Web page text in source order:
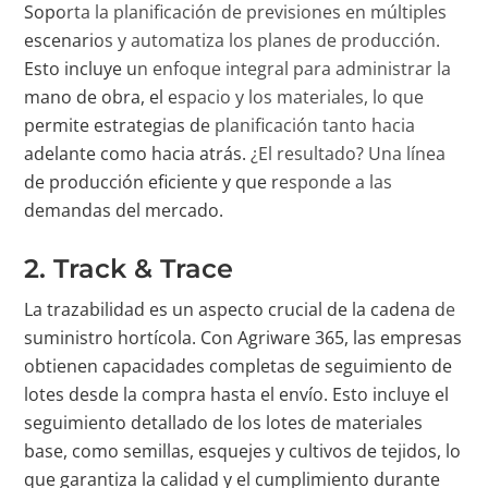
Soporta la planificación de previsiones en múltiples
escenarios y automatiza los planes de producción.
Esto incluye un enfoque integral para administrar la
mano de obra, el espacio y los materiales, lo que
permite estrategias de planificación tanto hacia
adelante como hacia atrás. ¿El resultado? Una línea
de producción eficiente y que responde a las
demandas del mercado.
2. Track & Trace
La trazabilidad es un aspecto crucial de la cadena de
suministro hortícola. Con Agriware 365, las empresas
obtienen capacidades completas de seguimiento de
lotes desde la compra hasta el envío. Esto incluye el
seguimiento detallado de los lotes de materiales
base, como semillas, esquejes y cultivos de tejidos, lo
que garantiza la calidad y el cumplimiento durante